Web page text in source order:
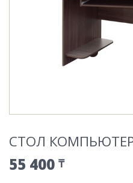
СТОЛ
55 400 ₸